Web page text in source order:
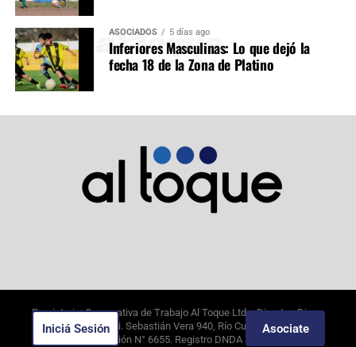
ASOCIADOS 5 días ago
Inferiores Masculinas: Lo que dejó la
fecha 18 de la Zona de Platino
Propietario: Cooperativa de Trabajo Al Toque Ltda. Director: Diego
Alejandro Borghi. Sebastián Vera 940, Río Cuarto, Córdoba.
. Edición N° 6655. Registro DNDA N°09649388.
Asociate
Iniciá Sesión